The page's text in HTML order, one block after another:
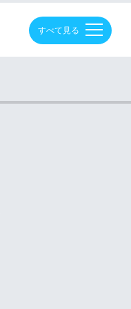
E
N